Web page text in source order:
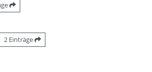
2 Einträge